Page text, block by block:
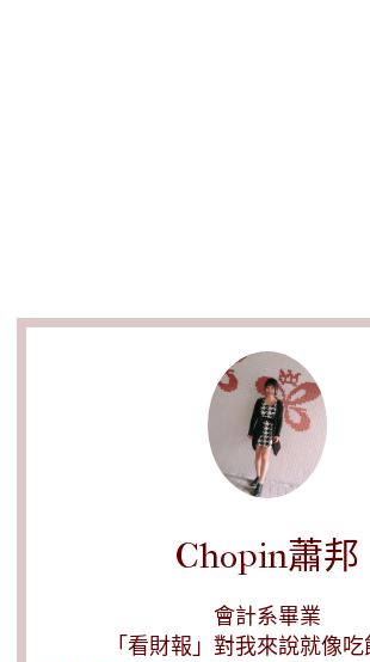
Chopin蕭邦
會計系畢業
「看財報」對我來說就像